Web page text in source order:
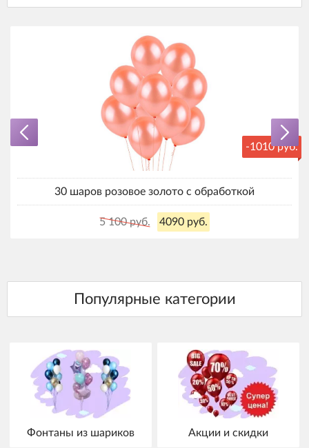
-1010 руб.
30 шаров розовое золото с обработкой
5 100 руб. 4090 руб.
Фонтаны из шариков Акции и скидки